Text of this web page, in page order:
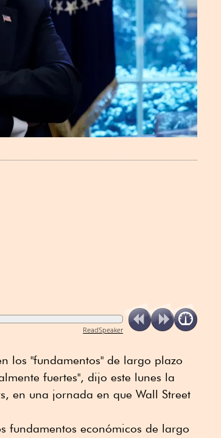
ReadSpeaker
los "fundamentos" de largo plazo
fuertes", dijo este lunes la
en una jornada en que Wall Street
fundamentos económicos de largo